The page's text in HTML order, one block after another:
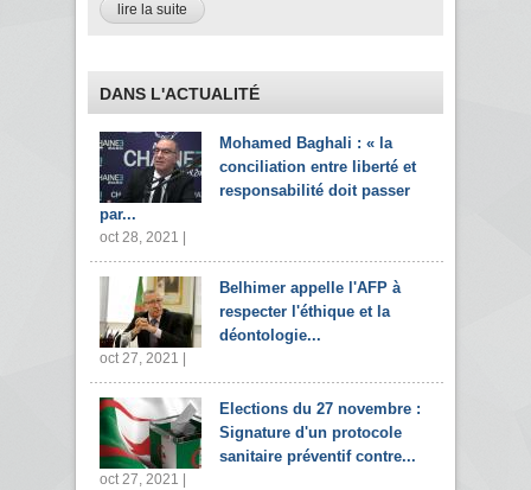
lire la suite
DANS L'ACTUALITÉ
Mohamed Baghali : « la
conciliation entre liberté et
responsabilité doit passer
par...
oct 28, 2021 |
Belhimer appelle l'AFP à
respecter l'éthique et la
déontologie...
oct 27, 2021 |
Elections du 27 novembre :
Signature d'un protocole
sanitaire préventif contre...
oct 27, 2021 |